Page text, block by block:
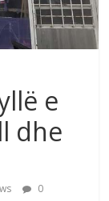
e
dhe
0